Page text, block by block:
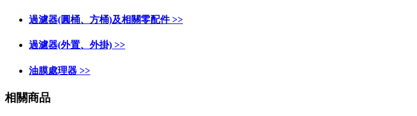
過濾器(圓桶、方桶)及相關零配件 >>
過濾器(外置、外掛) >>
油膜處理器 >>
相關商品